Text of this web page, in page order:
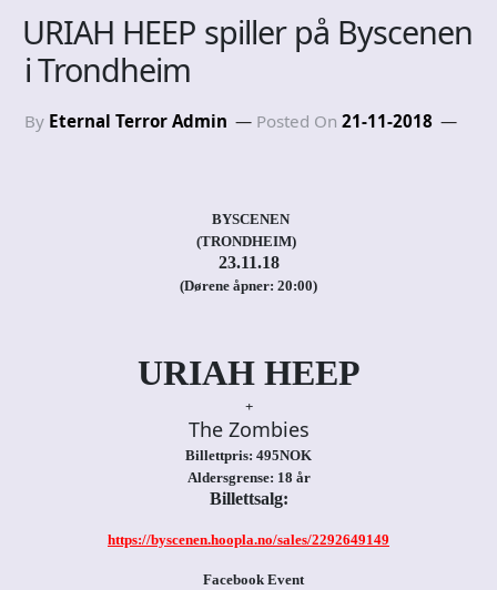
URIAH HEEP spiller på Byscenen
i Trondheim
By Eternal Terror Admin Posted On 21-11-2018
BYSCENEN
(TRONDHEIM)
23.11.18
(Dørene åpner: 20:00)
URIAH HEEP
+
The Zombies
Billettpris: 495NOK
Aldersgrense: 18 år
Billettsalg:
https://byscenen.hoopla.no/sales/2292649149
Facebook Event